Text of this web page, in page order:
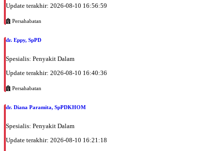
UMUM
Minggu, 30/08/2026
UMUM
Senin, 31/08/2026
UMUM
Jam 13:30 - 16:30
Jam 07:00 - 09:00
Update terakhir: 2026-08-10 16:56:59
Persahabatan
dr. Eppy, SpPD
Spesialis: Penyakit Dalam
Update terakhir: 2026-08-10 16:40:36
Persahabatan
dr. Diana Paramita, SpPDKHOM
Spesialis: Penyakit Dalam
Update terakhir: 2026-08-10 16:21:18